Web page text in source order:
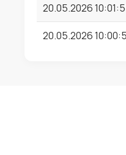
20.05.2026
20.05.2026